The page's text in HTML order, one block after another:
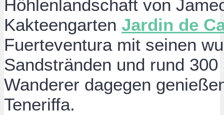
Höhlenlandschaft von
Kakteengarten Jardin de
Fuerteventura mit seinen
Sandstränden und rund
Wanderer dagegen
Teneriffa.